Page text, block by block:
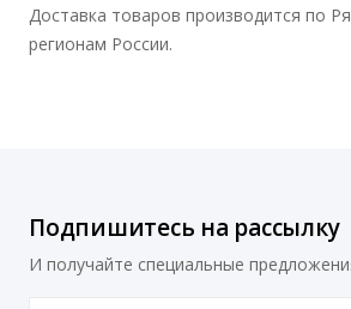
Доставка товаров производится по
регионам России.
Подпишитесь на рассылку
И получайте специальные